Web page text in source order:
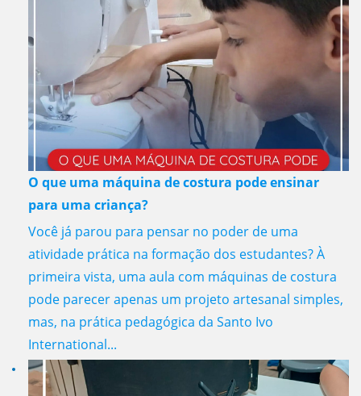
O que uma máquina de costura pode ensinar
para uma criança?
Você já parou para pensar no poder de uma
atividade prática na formação dos estudantes? À
primeira vista, uma aula com máquinas de costura
pode parecer apenas um projeto artesanal simples,
mas, na prática pedagógica da Santo Ivo
International...